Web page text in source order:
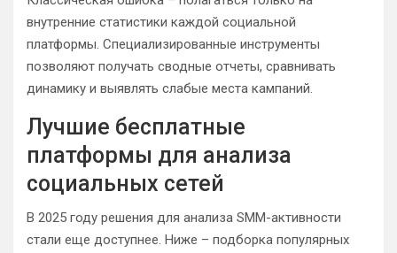
внутренние статистики каждой социальной
платформы. Специализированные инструменты
позволяют получать сводные отчеты, сравнивать
динамику и выявлять слабые места кампаний.
Лучшие бесплатные
платформы для анализа
социальных сетей
В 2025 году решения для анализа SMM-активности
стали еще доступнее. Ниже – подборка популярных